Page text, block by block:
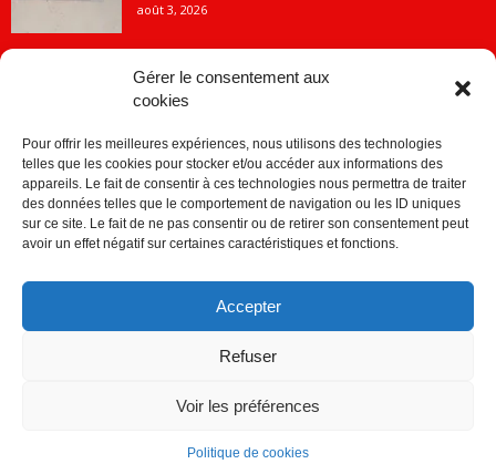
Gérer le consentement aux
cookies
Pour offrir les meilleures expériences, nous utilisons des technologies
telles que les cookies pour stocker et/ou accéder aux informations des
appareils. Le fait de consentir à ces technologies nous permettra de traiter
des données telles que le comportement de navigation ou les ID uniques
sur ce site. Le fait de ne pas consentir ou de retirer son consentement peut
avoir un effet négatif sur certaines caractéristiques et fonctions.
Accepter
Refuser
Voir les préférences
Politique de cookies
août 3, 2026
ACTUALITES
Economie 2091
1840
Société
Sport 859
© © Copyright 2014 - CDJ Médias - tous droits reservés